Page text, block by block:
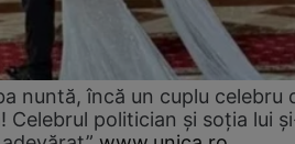
nuntă, încă un cuplu celebru
Celebrul politician și soția lui